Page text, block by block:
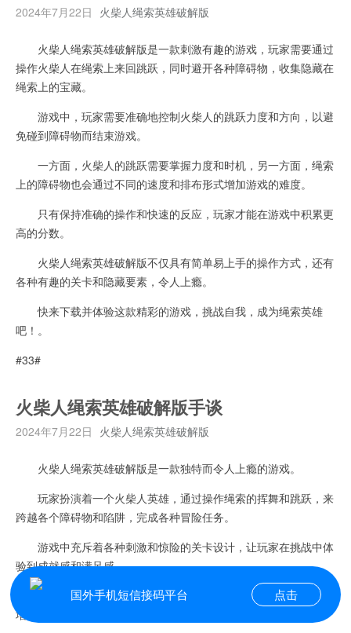
2024年7月22日 火柴人绳索英雄破解版
火柴人绳索英雄破解版是一款刺激有趣的游戏，玩家需要通过
操作火柴人在绳索上来回跳跃，同时避开各种障碍物，收集隐藏在
绳索上的宝藏。
游戏中，玩家需要准确地控制火柴人的跳跃力度和方向，以避
免碰到障碍物而结束游戏。
一方面，火柴人的跳跃需要掌握力度和时机，另一方面，绳索
上的障碍物也会通过不同的速度和排布形式增加游戏的难度。
只有保持准确的操作和快速的反应，玩家才能在游戏中积累更
高的分数。
火柴人绳索英雄破解版不仅具有简单易上手的操作方式，还有
各种有趣的关卡和隐藏要素，令人上瘾。
快来下载并体验这款精彩的游戏，挑战自我，成为绳索英雄
吧！。
#33#
火柴人绳索英雄破解版手谈
2024年7月22日 火柴人绳索英雄破解版
火柴人绳索英雄破解版是一款独特而令人上瘾的游戏。
玩家扮演着一个火柴人英雄，通过操作绳索的挥舞和跳跃，来
跨越各个障碍物和陷阱，完成各种冒险任务。
游戏中充斥着各种刺激和惊险的关卡设计，让玩家在挑战中体
验到成就感和满足感。
该游戏有破解版，让玩家能够更轻松地解锁关卡和道具，大大
增加游戏的乐趣和刺激度。
国外手机短信接码平台 点击